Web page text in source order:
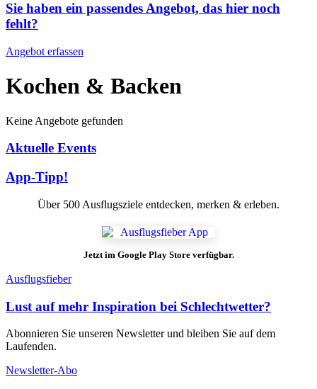
Sie haben ein passendes Angebot, das hier noch
fehlt?
Angebot erfassen
Kochen & Backen
Keine Angebote gefunden
Aktuelle Events
App-Tipp!
Über 500 Ausflugsziele entdecken, merken & erleben.
Jetzt im Google Play Store verfügbar.
Ausflugsfieber
Lust auf mehr Inspiration bei Schlechtwetter?
Abonnieren Sie unseren Newsletter und bleiben Sie auf dem
Laufenden.
Newsletter-Abo